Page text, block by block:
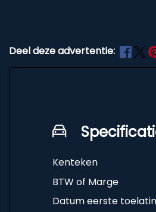
Deel deze advertentie:
Kenteken
BTW of Marge
Datum eerste